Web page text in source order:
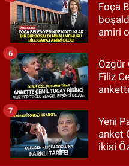
Foça
amiri
Özgür
Filiz
6
Yeni
anket
ikisi
7